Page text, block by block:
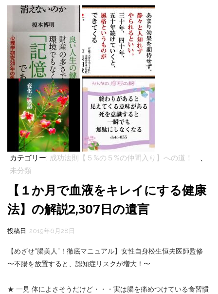
カテゴリー: 成功法則【５%の５%の仲間入り】への道！
、
未分類
【１か月で血液をキレイにする健康
法】の解説2,307日の遺言
投稿日: 2019年6月28日
【めざせ“腸美人”！徹底マニュアル】女性自身松生恒夫医師監修
〜不腸を放置すると、認知症リスクが増大！〜
★ 一見 体によさそうだけど・・・実は腸を痛めつけている食習慣